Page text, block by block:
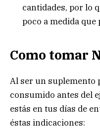
cantidades, por lo
poco a medida que
Como tomar
Al ser un suplemento
consumido antes del
estás en tus días de
éstas indicaciones: